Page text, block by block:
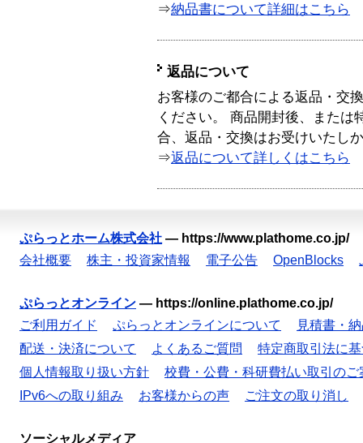
⇒納品書について詳細はこちら
返品について
お客様のご都合による返品・交
ください。 商品開封後、または
合、返品・交換はお受けいたし
⇒返品について詳しくはこちら
ぷらっとホーム株式会社 — https://www.plathome.co.jp/
会社概要
株主・投資家情報 電子公告 OpenBlocks
ぷらっとオンライン — https://online.plathome.co.jp/
ご利用ガイド
ぷらっとオンラインについて
見積書・
配送・決済について
よくあるご質問
特定商取引法に
個人情報取り扱い方針
校費・公費・科研費払い取引のご
IPv6への取り組み
お客様からの声 ご注文の取り消し
ソーシャルメディア